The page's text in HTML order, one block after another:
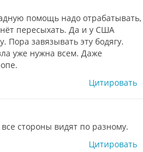
помощь надо отрабатывать,
пересыхать. Да и у США
Пора завязывать эту бодягу.
уже нужна всем. Даже
Цитировать
стороны видят по разному.
Цитировать